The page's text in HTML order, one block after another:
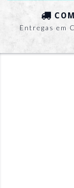
Entregas em